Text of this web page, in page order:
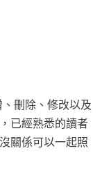
刪除、修改以及
已經熟悉的讀者
關係可以一起照